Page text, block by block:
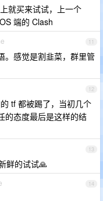
就买来试试，上一个
端的 Clash
11
。感觉是割韭菜，群里管
12
tf 都被踢了，当初几个
的态度最后是这样的结
13
鲜的试试🙏
14